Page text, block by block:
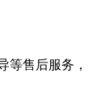
等售后服务，